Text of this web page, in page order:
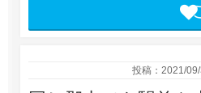
投稿：2021/